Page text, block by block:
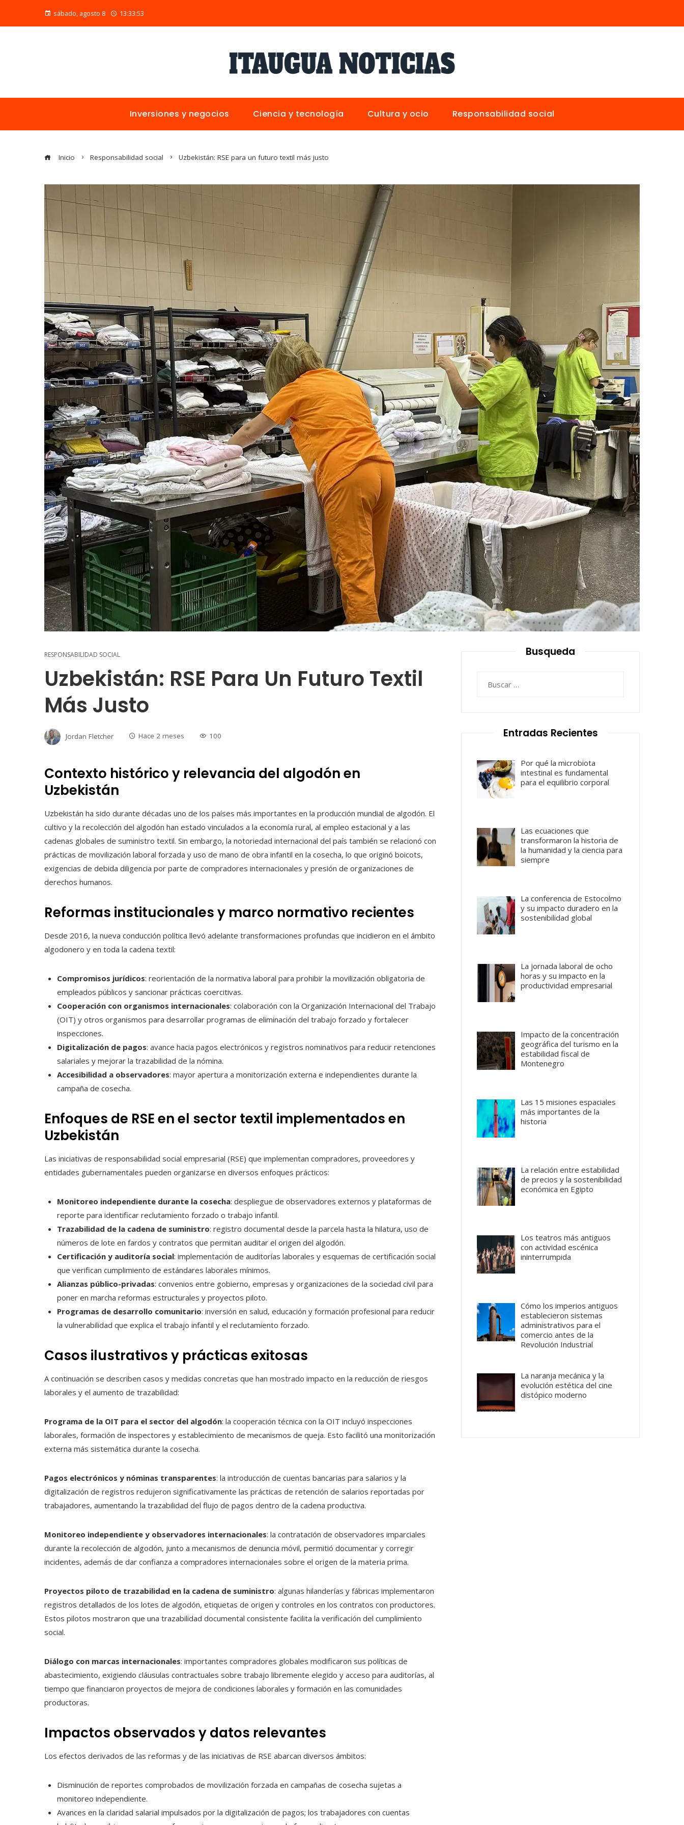
sábado, agosto 8 13:33:54
Inversiones y negocios Ciencia y tecnología Cultura y ocio Responsabilidad social
Inicio Responsabilidad social Uzbekistán: RSE para un futuro textil más justo
RESPONSABILIDAD SOCIAL
Uzbekistán: RSE Para Un Futuro Textil
Más Justo
Jordan Fletcher Hace 2 meses 100
Contexto histórico y relevancia del algodón en
Uzbekistán
Uzbekistán ha sido durante décadas uno de los países más importantes en la producción mundial de algodón. El
cultivo y la recolección del algodón han estado vinculados a la economía rural, al empleo estacional y a las
cadenas globales de suministro textil. Sin embargo, la notoriedad internacional del país también se relacionó con
prácticas de movilización laboral forzada y uso de mano de obra infantil en la cosecha, lo que originó boicots,
exigencias de debida diligencia por parte de compradores internacionales y presión de organizaciones de
derechos humanos.
Reformas institucionales y marco normativo recientes
Desde 2016, la nueva conducción política llevó adelante transformaciones profundas que incidieron en el ámbito
algodonero y en toda la cadena textil:
Compromisos jurídicos: reorientación de la normativa laboral para prohibir la movilización obligatoria de
empleados públicos y sancionar prácticas coercitivas.
Cooperación con organismos internacionales: colaboración con la Organización Internacional del Trabajo
(OIT) y otros organismos para desarrollar programas de eliminación del trabajo forzado y fortalecer
inspecciones.
Digitalización de pagos: avance hacia pagos electrónicos y registros nominativos para reducir retenciones
salariales y mejorar la trazabilidad de la nómina.
Accesibilidad a observadores: mayor apertura a monitorización externa e independientes durante la
campaña de cosecha.
Enfoques de RSE en el sector textil implementados en
Uzbekistán
Las iniciativas de responsabilidad social empresarial (RSE) que implementan compradores, proveedores y
entidades gubernamentales pueden organizarse en diversos enfoques prácticos:
Monitoreo independiente durante la cosecha: despliegue de observadores externos y plataformas de
reporte para identificar reclutamiento forzado o trabajo infantil.
Trazabilidad de la cadena de suministro: registro documental desde la parcela hasta la hilatura, uso de
números de lote en fardos y contratos que permitan auditar el origen del algodón.
Certificación y auditoría social: implementación de auditorías laborales y esquemas de certificación social
que verifican cumplimiento de estándares laborales mínimos.
Alianzas público-privadas: convenios entre gobierno, empresas y organizaciones de la sociedad civil para
poner en marcha reformas estructurales y proyectos piloto.
Programas de desarrollo comunitario: inversión en salud, educación y formación profesional para reducir
la vulnerabilidad que explica el trabajo infantil y el reclutamiento forzado.
Casos ilustrativos y prácticas exitosas
A continuación se describen casos y medidas concretas que han mostrado impacto en la reducción de riesgos
laborales y el aumento de trazabilidad:
Programa de la OIT para el sector del algodón: la cooperación técnica con la OIT incluyó inspecciones
laborales, formación de inspectores y establecimiento de mecanismos de queja. Esto facilitó una monitorización
externa más sistemática durante la cosecha.
Pagos electrónicos y nóminas transparentes: la introducción de cuentas bancarias para salarios y la
digitalización de registros redujeron significativamente las prácticas de retención de salarios reportadas por
trabajadores, aumentando la trazabilidad del flujo de pagos dentro de la cadena productiva.
Monitoreo independiente y observadores internacionales: la contratación de observadores imparciales
durante la recolección de algodón, junto a mecanismos de denuncia móvil, permitió documentar y corregir
incidentes, además de dar confianza a compradores internacionales sobre el origen de la materia prima.
Proyectos piloto de trazabilidad en la cadena de suministro: algunas hilanderías y fábricas implementaron
registros detallados de los lotes de algodón, etiquetas de origen y controles en los contratos con productores.
Estos pilotos mostraron que una trazabilidad documental consistente facilita la verificación del cumplimiento
social.
Diálogo con marcas internacionales: importantes compradores globales modificaron sus políticas de
abastecimiento, exigiendo cláusulas contractuales sobre trabajo libremente elegido y acceso para auditorías, al
tiempo que financiaron proyectos de mejora de condiciones laborales y formación en las comunidades
productoras.
Impactos observados y datos relevantes
Los efectos derivados de las reformas y de las iniciativas de RSE abarcan diversos ámbitos:
Disminución de reportes comprobados de movilización forzada en campañas de cosecha sujetas a
monitoreo independiente.
Avances en la claridad salarial impulsados por la digitalización de pagos; los trabajadores con cuentas
Busqueda
Entradas Recientes
Por qué la microbiota
intestinal es fundamental
para el equilibrio corporal
Las ecuaciones que
transformaron la historia de
la humanidad y la ciencia para
siempre
La conferencia de Estocolmo
y su impacto duradero en la
sostenibilidad global
La jornada laboral de ocho
horas y su impacto en la
productividad empresarial
Impacto de la concentración
geográfica del turismo en la
estabilidad fiscal de
Montenegro
Las 15 misiones espaciales
más importantes de la
historia
La relación entre estabilidad
de precios y la sostenibilidad
económica en Egipto
Los teatros más antiguos
con actividad escénica
ininterrumpida
Cómo los imperios antiguos
establecieron sistemas
administrativos para el
comercio antes de la
Revolución Industrial
La naranja mecánica y la
evolución estética del cine
distópico moderno